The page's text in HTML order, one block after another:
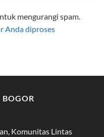
mengurangi spam.
Anda diproses
BOGOR
Komunitas Lintas